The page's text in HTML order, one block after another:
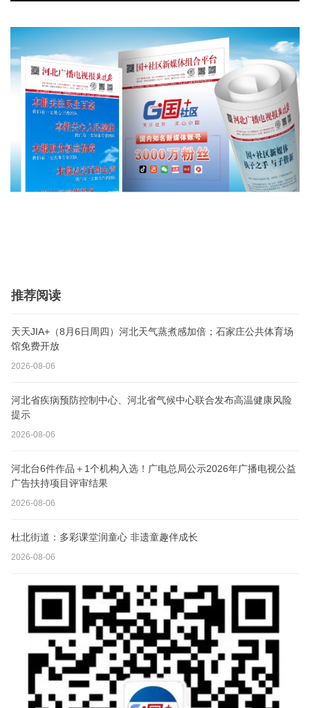
推荐阅读
天天JIA+（8月6日周四）河北天气蒸煮感加倍；石家庄公共体育场
馆免费开放
2026-08-06
河北省疾病预防控制中心、河北省气候中心联合发布高温健康风险
提示
2026-08-06
河北台6件作品＋1个机构入选！广电总局公示2026年广播电视公益
广告扶持项目评审结果
2026-08-06
杜北街道：多彩课堂润童心 非遗童趣伴成长
2026-08-06